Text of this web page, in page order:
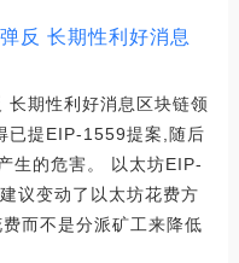
反 长期性利好消息
长期性利好消息区块链领
已提EIP-1559提案,随后
生的危害。 以太坊EIP-
议变动了以太坊花费方
而不是分派矿工来降低